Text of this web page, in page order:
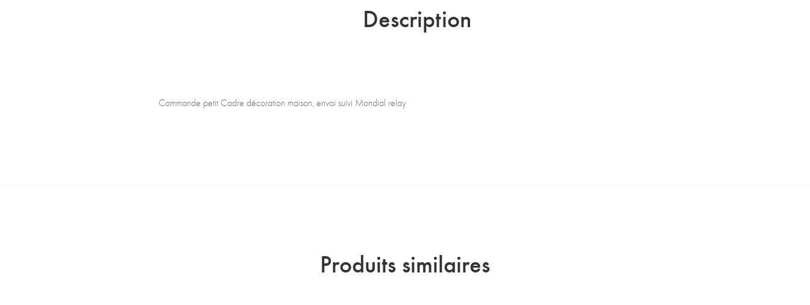
Description
Commande petit Cadre décoration maison, envoi suivi Mondial relay
Produits similaires